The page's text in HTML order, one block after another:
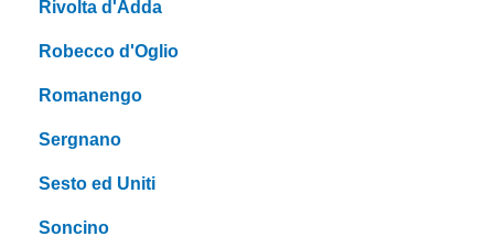
Rivolta d'Adda
Robecco d'Oglio
Romanengo
Sergnano
Sesto ed Uniti
Soncino